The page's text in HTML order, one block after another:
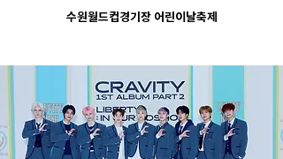
수원월드컵경기장 어린이날축제